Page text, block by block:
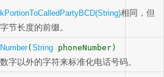
相同，但
节长度的前缀。
( String phoneNumber)
字以外的字符来标准化电话号码。